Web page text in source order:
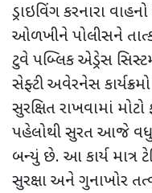
ડ્રાઇવિંગ કરનારા
ઓળખીને પોલીસને
ટુવે પબ્લિક એડ્રેસ
સેફ્ટી અવેરનેસ
સુરક્ષિત રાખવામાં
પહેલોથી સુરત આજે વધુ
બન્યું છે. આ કાર્ય માત્ર
સુરક્ષા અને ગુનાખોર